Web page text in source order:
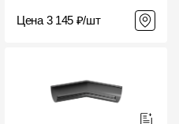
Цена 3 145 ₽/шт